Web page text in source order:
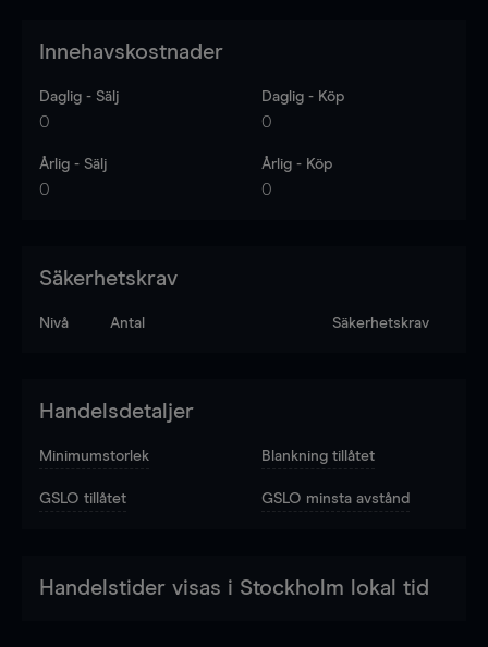
Innehavskostnader
Daglig - Sälj
0
Daglig - Köp
0
Årlig - Sälj
0
Årlig - Köp
0
Säkerhetskrav
Nivå Antal Säkerhetskrav
Handelsdetaljer
Minimumstorlek Blankning tillåtet
GSLO tillåtet GSLO minsta avstånd
Handelstider visas i Stockholm lokal tid